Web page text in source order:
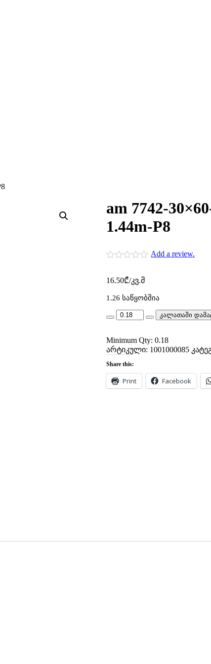
am 7742-
1.44m-P8
Add a review.
16.50₾/კვ.მ
1.26 საწყობშია
am
7742-
kalkate
dec
A
wht
tim-
კალათაში
Minimum Qty: 0.18
არტიკული: 1001000085
Share this:
Print Facebook